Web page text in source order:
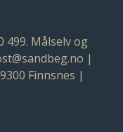
499. Målselv og
|
Finnsnes |